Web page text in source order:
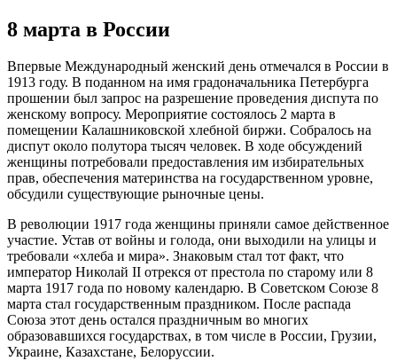
8 марта в России
Впервые Международный женский день отмечался в России в
1913 году. В поданном на имя градоначальника Петербурга
прошении был запрос на разрешение проведения диспута по
женскому вопросу. Мероприятие состоялось 2 марта в
помещении Калашниковской хлебной биржи. Собралось на
диспут около полутора тысяч человек. В ходе обсуждений
женщины потребовали предоставления им избирательных
прав, обеспечения материнства на государственном уровне,
обсудили существующие рыночные цены.
В революции 1917 года женщины приняли самое действенное
участие. Устав от войны и голода, они выходили на улицы и
требовали «хлеба и мира». Знаковым стал тот факт, что
император Николай II отрекся от престола по старому или 8
марта 1917 года по новому календарю. В Советском Союзе 8
марта стал государственным праздником. После распада
Союза этот день остался праздничным во многих
образовавшихся государствах, в том числе в России, Грузии,
Украине, Казахстане, Белоруссии.